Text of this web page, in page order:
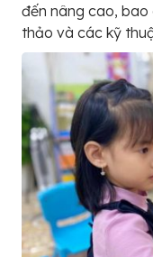
đến nâng cao,
thảo và các kỹ